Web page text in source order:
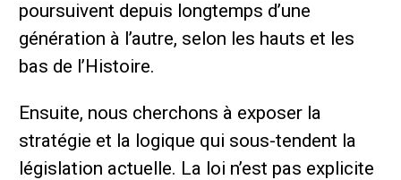
poursuivent depuis longtemps d’une
génération à l’autre, selon les hauts et les
bas de l’Histoire.
Ensuite, nous cherchons à exposer la
stratégie et la logique qui sous-tendent la
législation actuelle. La loi n’est pas explicite